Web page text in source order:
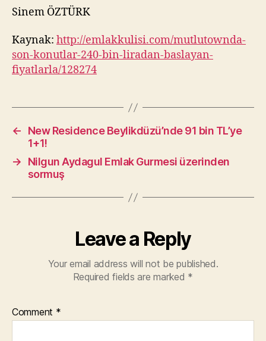
Sinem ÖZTÜRK
Kaynak: http://emlakkulisi.com/mutlutownda-
son-konutlar-240-bin-liradan-baslayan-
fiyatlarla/128274
←
New Residence Beylikdüzü’nde 91 bin TL’ye
1+1!
→
Nilgun Aydagul Emlak Gurmesi üzerinden
sormuş
Leave a Reply
Your email address will not be published.
Required fields are marked *
Comment *